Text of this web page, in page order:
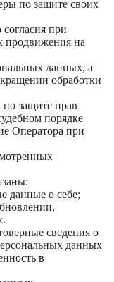
по защите своих
при
продвижения на
данных, а
обработки
защите прав
порядке
Оператора при
данные о себе;
сведения о
данных
в